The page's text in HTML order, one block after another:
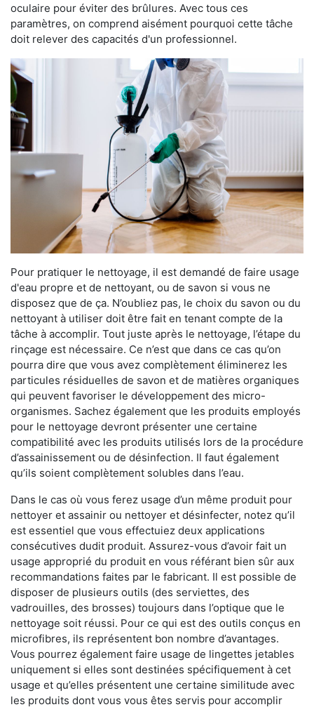
oculaire pour éviter des brûlures. Avec tous ces
paramètres, on comprend aisément pourquoi cette tâche
doit relever des capacités d'un professionnel.
Pour pratiquer le nettoyage, il est demandé de faire usage
d'eau propre et de nettoyant, ou de savon si vous ne
disposez que de ça. N’oubliez pas, le choix du savon ou du
nettoyant à utiliser doit être fait en tenant compte de la
tâche à accomplir. Tout juste après le nettoyage, l’étape du
rinçage est nécessaire. Ce n’est que dans ce cas qu’on
pourra dire que vous avez complètement éliminerez les
particules résiduelles de savon et de matières organiques
qui peuvent favoriser le développement des micro-
organismes. Sachez également que les produits employés
pour le nettoyage devront présenter une certaine
compatibilité avec les produits utilisés lors de la procédure
d’assainissement ou de désinfection. Il faut également
qu’ils soient complètement solubles dans l’eau.
Dans le cas où vous ferez usage d’un même produit pour
nettoyer et assainir ou nettoyer et désinfecter, notez qu’il
est essentiel que vous effectuiez deux applications
consécutives dudit produit. Assurez-vous d’avoir fait un
usage approprié du produit en vous référant bien sûr aux
recommandations faites par le fabricant. Il est possible de
disposer de plusieurs outils (des serviettes, des
vadrouilles, des brosses) toujours dans l’optique que le
nettoyage soit réussi. Pour ce qui est des outils conçus en
microfibres, ils représentent bon nombre d’avantages.
Vous pourrez également faire usage de lingettes jetables
uniquement si elles sont destinées spécifiquement à cet
usage et qu’elles présentent une certaine similitude avec
les produits dont vous vous êtes servis pour accomplir